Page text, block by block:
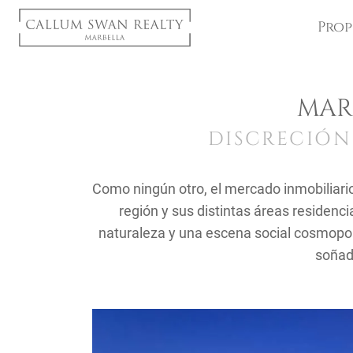
Como ningún otro, el mercado
región y sus distintas áreas
naturaleza y una escena social